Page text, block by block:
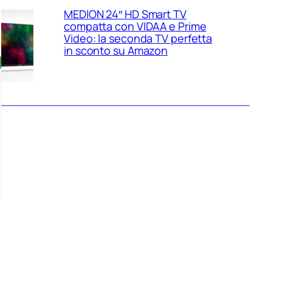
MEDION 24″ HD Smart TV
compatta con VIDAA e Prime
Video: la seconda TV perfetta
in sconto su Amazon